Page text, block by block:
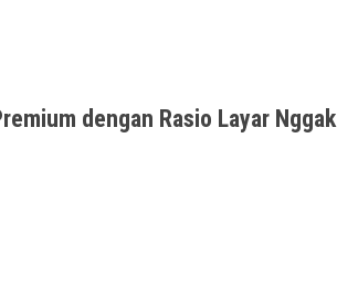
dengan Rasio Layar Nggak